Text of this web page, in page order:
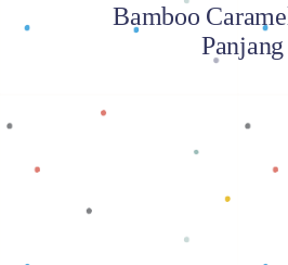
Bamboo
Panjang